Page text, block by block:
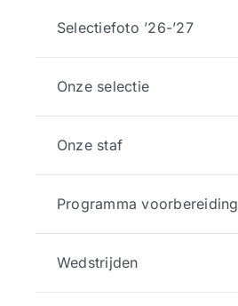
Selectiefoto ’26-’27
Onze selectie
Onze staf
Programma voorbereiding
Wedstrijden